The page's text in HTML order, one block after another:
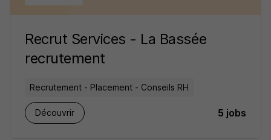
Recrut Services - La Bassée
recrutement
Recrutement - Placement - Conseils RH
Découvrir 5 jobs